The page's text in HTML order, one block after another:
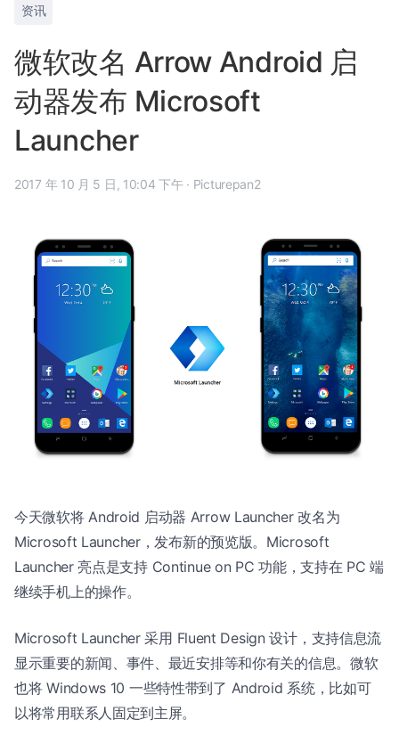
资讯
微软改名 Arrow Android 启
动器发布 Microsoft
Launcher
2017 年 10 月 5 日, 10:04 下午 · Picturepan2
今天微软将 Android 启动器 Arrow Launcher 改名为
Microsoft Launcher，发布新的预览版。Microsoft
Launcher 亮点是支持 Continue on PC 功能，支持在 PC 端
继续手机上的操作。
Microsoft Launcher 采用 Fluent Design 设计，支持信息流
显示重要的新闻、事件、最近安排等和你有关的信息。微软
也将 Windows 10 一些特性带到了 Android 系统，比如可
以将常用联系人固定到主屏。